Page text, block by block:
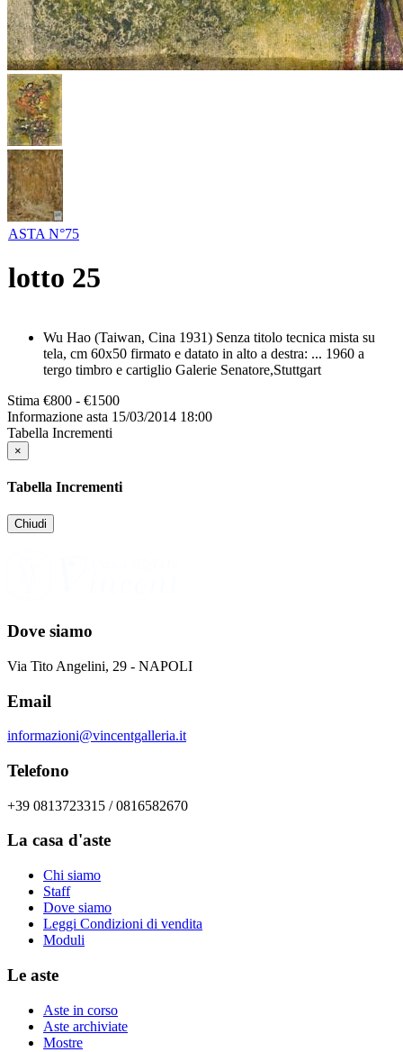
ASTA N°75
lotto 25
Wu Hao (Taiwan, Cina 1931) Senza titolo tecnica mista su
tela, cm 60x50 firmato e datato in alto a destra: ... 1960 a
tergo timbro e cartiglio Galerie Senatore,Stuttgart
Stima €800 - €1500
Informazione asta 15/03/2014 18:00
Tabella Incrementi
×
Tabella Incrementi
Chiudi
Dove siamo
Via Tito Angelini, 29 - NAPOLI
Email
informazioni@vincentgalleria.it
Telefono
+39 0813723315 / 0816582670
La casa d'aste
Chi siamo
Staff
Dove siamo
Leggi Condizioni di vendita
Moduli
Le aste
Aste in corso
Aste archiviate
Mostre